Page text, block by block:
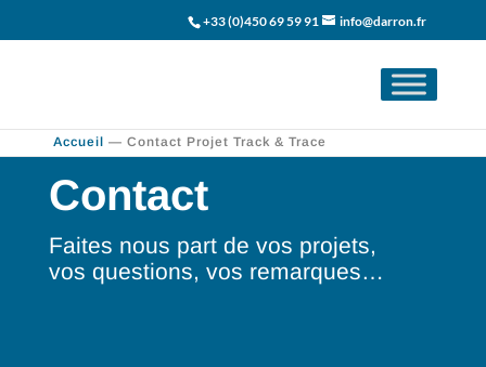
+33 (0)450 69 59 91 info@darron.fr
Accueil — Contact Projet Track & Trace
Contact
Faites nous part de vos projets,
vos questions, vos remarques…